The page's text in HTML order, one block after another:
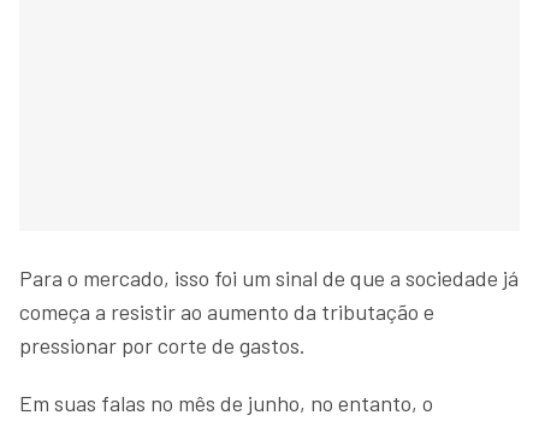
Para o mercado, isso foi um sinal de que a sociedade já
começa a resistir ao aumento da tributação e
pressionar por corte de gastos.
Em suas falas no mês de junho, no entanto, o